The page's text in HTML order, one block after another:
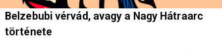
Belzebubi vérvád, avagy a Nagy Hátraarc
története